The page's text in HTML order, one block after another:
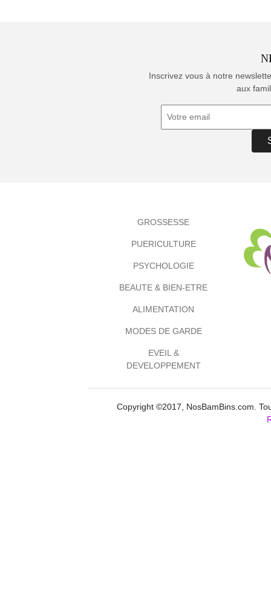
Inscrivez vous à notre
aux
GROSSESSE
PUERICULTURE
PSYCHOLOGIE
BEAUTE & BIEN-ETRE
ALIMENTATION
MODES DE GARDE
EVEIL &
DEVELOPPEMENT
Copyright ©2017, NosBamBins.com.